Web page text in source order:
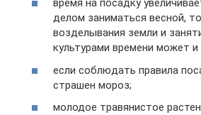
время на посадку
делом заниматься весной,
возделывания земли и
культурами времени может и
если соблюдать правила
страшен мороз;
молодое травянистое